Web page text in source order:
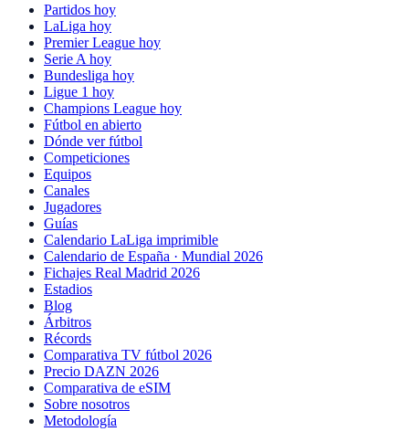
Partidos hoy
LaLiga hoy
Premier League hoy
Serie A hoy
Bundesliga hoy
Ligue 1 hoy
Champions League hoy
Fútbol en abierto
Dónde ver fútbol
Competiciones
Equipos
Canales
Jugadores
Guías
Calendario LaLiga imprimible
Calendario de España · Mundial 2026
Fichajes Real Madrid 2026
Estadios
Blog
Árbitros
Récords
Comparativa TV fútbol 2026
Precio DAZN 2026
Comparativa de eSIM
Sobre nosotros
Metodología